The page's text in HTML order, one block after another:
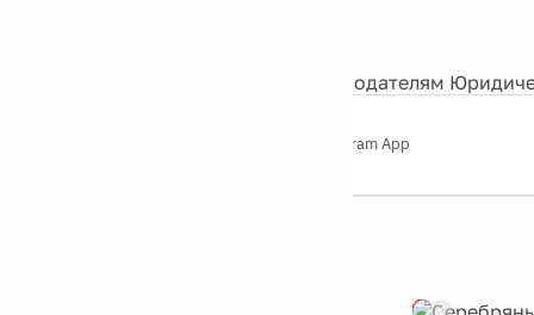
Рекламодателям
Telegram App